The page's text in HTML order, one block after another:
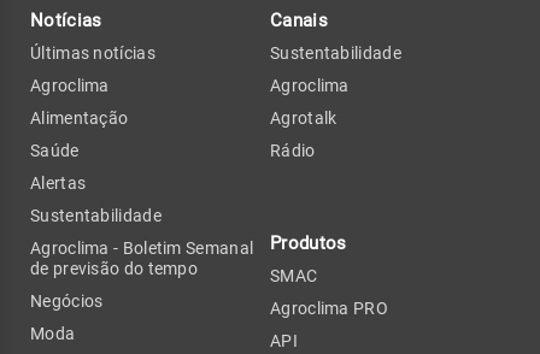
Notícias
Últimas notícias
Agroclima
Alimentação
Saúde
Alertas
Sustentabilidade
Agroclima - Boletim Semanal
de previsão do tempo
Negócios
Moda
Canais
Sustentabilidade
Agroclima
Agrotalk
Rádio
Produtos
SMAC
Agroclima PRO
API